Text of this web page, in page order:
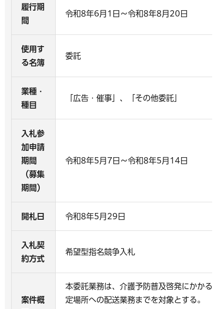
履行期
間
令和8年6月1日～令和8年8月20日
使用す
る名簿
委託
業種・
種目
「広告・催事」、「その他委託」
入札参
加申請
期間
（募集
期間）
令和8年5月7日～令和8年5月14日
開札日 令和8年5月29日
入札契
約方式
希望型指名競争入札
案件概
本委託業務は、介護予防普及啓発にかかる
定場所への配送業務までを対象とする。